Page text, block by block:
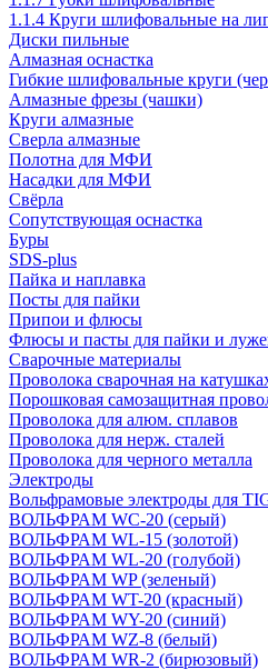
1.1.4 Круги шлифовальные на
Диски пильные
Алмазная оснастка
Гибкие шлифовальные круги
Алмазные фрезы (чашки)
Круги алмазные
Сверла алмазные
Полотна для МФИ
Насадки для МФИ
Свёрла
Сопутствующая оснастка
Буры
SDS-plus
Пайка и наплавка
Посты для пайки
Припои и флюсы
Флюсы и пасты для пайки и
Сварочные материалы
Проволока сварочная на
Порошковая самозащитная
Проволока для алюм. сплавов
Проволока для нерж. сталей
Проволока для черного металла
Электроды
Вольфрамовые электроды для
ВОЛЬФРАМ WC-20 (серый)
ВОЛЬФРАМ WL-15 (золотой)
ВОЛЬФРАМ WL-20 (голубой)
ВОЛЬФРАМ WP (зеленый)
ВОЛЬФРАМ WT-20 (красный)
ВОЛЬФРАМ WY-20 (синий)
ВОЛЬФРАМ WZ-8 (белый)
ВОЛЬФРАМ WR-2 (бирюзовый)